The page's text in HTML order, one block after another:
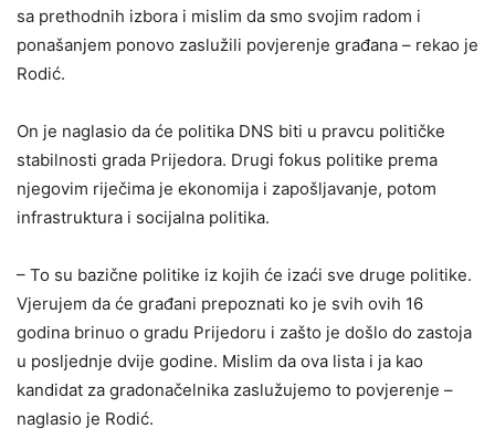
sa prethodnih izbora i mislim da smo svojim radom i
ponašanjem ponovo zaslužili povjerenje građana – rekao je
Rodić.
On je naglasio da će politika DNS biti u pravcu političke
stabilnosti grada Prijedora. Drugi fokus politike prema
njegovim riječima je ekonomija i zapošljavanje, potom
infrastruktura i socijalna politika.
– To su bazične politike iz kojih će izaći sve druge politike.
Vjerujem da će građani prepoznati ko je svih ovih 16
godina brinuo o gradu Prijedoru i zašto je došlo do zastoja
u posljednje dvije godine. Mislim da ova lista i ja kao
kandidat za gradonačelnika zaslužujemo to povjerenje –
naglasio je Rodić.